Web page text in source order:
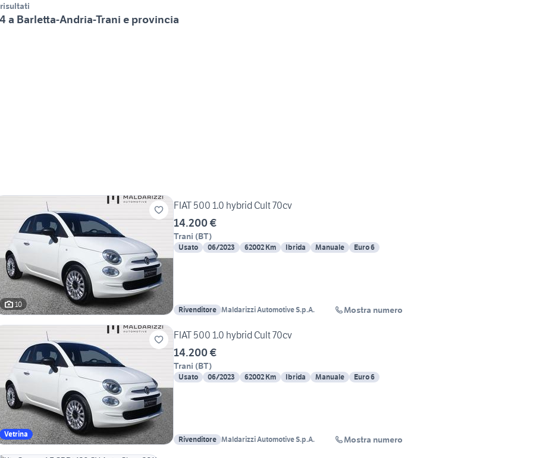
a Barletta-Andria-Trani e provincia
10
FIAT 500 1.0 hybrid Cult 70cv
14.200 €
Trani (BT)
Usato 06/2023 62002 Km Ibrida Manuale Euro 6
Rivenditore Maldarizzi Automotive S.p.A. Mostra numero
Vetrina
FIAT 500 1.0 hybrid Cult 70cv
14.200 €
Trani (BT)
Usato 06/2023 62002 Km Ibrida Manuale Euro 6
Rivenditore Maldarizzi Automotive S.p.A. Mostra numero